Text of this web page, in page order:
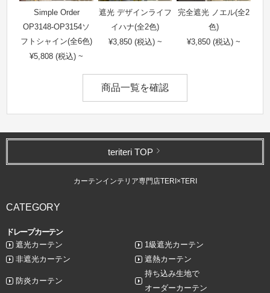
Simple Order
OP3148-OP3154ソ
フトシャイン(全6色)
¥5,808 (税込) ~
遮光 デザインライフ
イハナ(全2色)
¥3,850 (税込) ~
完全遮光 ノエル(全2
色)
¥3,850 (税込) ~
商品一覧を確認
teriteri TOP
カーテンインテリア専門店TERI×TERI
CATEGORY
ドレープカーテン
遮光カーテン
1級遮光カーテン
非遮光カーテン
遮熱カーテン
防炎カーテン
持ち込み生地で
オーダーカーテン